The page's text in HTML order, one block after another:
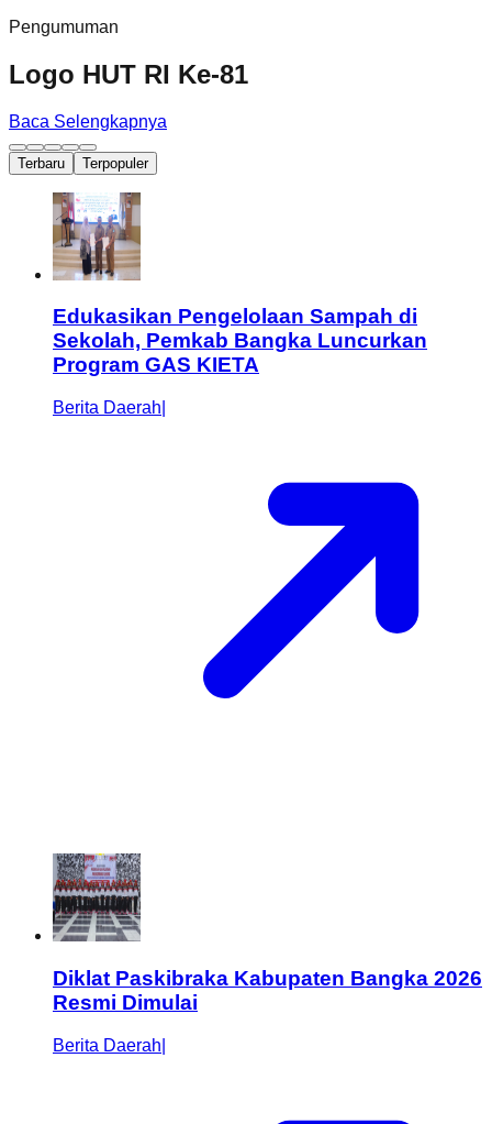
Pengumuman
Logo HUT RI Ke-81
Baca Selengkapnya
Terbaru Terpopuler
Edukasikan Pengelolaan Sampah di
Sekolah, Pemkab Bangka Luncurkan
Program GAS KIETA
Berita Daerah
Diklat Paskibraka Kabupaten Bangka 2026
Resmi Dimulai
Berita Daerah